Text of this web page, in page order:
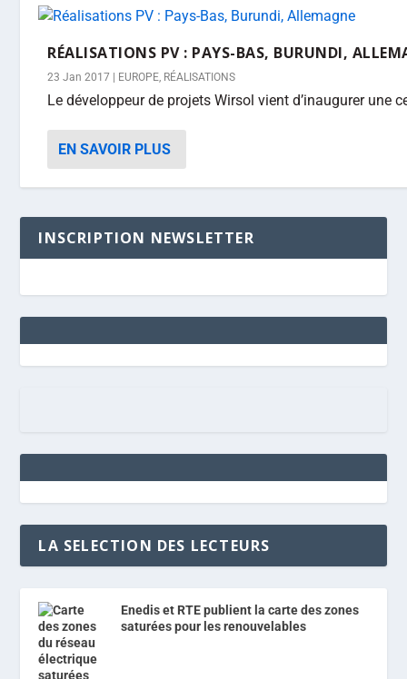
RÉALISATIONS PV : PAYS-BAS, BURUNDI,
23 Jan 2017 EUROPE, RÉALISATIONS
Le développeur de projets Wirsol vient d’inaugurer une
EN SAVOIR PLUS
INSCRIPTION NEWSLETTER
LA SELECTION DES LECTEURS
Enedis et RTE publient la carte des zones
saturées pour les renouvelables